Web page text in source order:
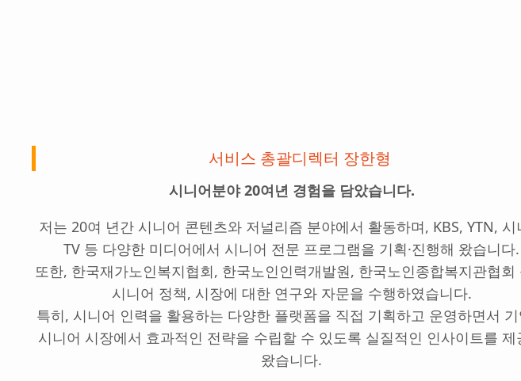
서비스 총괄디렉터 장한형
시니어분야 20여년 경험을 담았습니다.
저는 20여 년간 시니어 콘텐츠와 저널리즘 분야에서 활동하며, KBS, YTN, 시
TV 등 다양한 미디어에서 시니어 전문 프로그램을 기획·진행해 왔습니다.
또한, 한국재가노인복지협회, 한국노인인력개발원, 한국노인종합복지관협회
시니어 정책, 시장에 대한 연구와 자문을 수행하였습니다.
특히, 시니어 인력을 활용하는 다양한 플랫폼을 직접 기획하고 운영하면서 기
시니어 시장에서 효과적인 전략을 수립할 수 있도록 실질적인 인사이트를 제
왔습니다.